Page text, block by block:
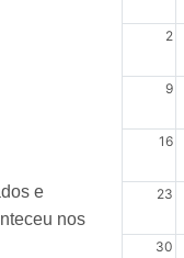
e
nos
2
9
16
23
30